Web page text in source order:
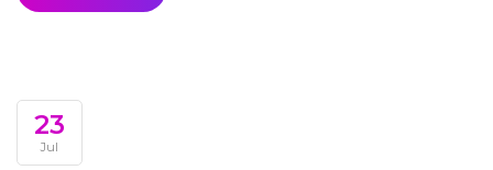
23
Jul